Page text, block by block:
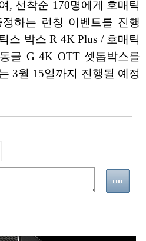
, 선착순 170명에게 호매틱
하는 런칭 이벤트를 진행
스 박스 R 4K Plus / 호매틱
글 G 4K OTT 셋톱박스를
3월 15일까지 진행될 예정